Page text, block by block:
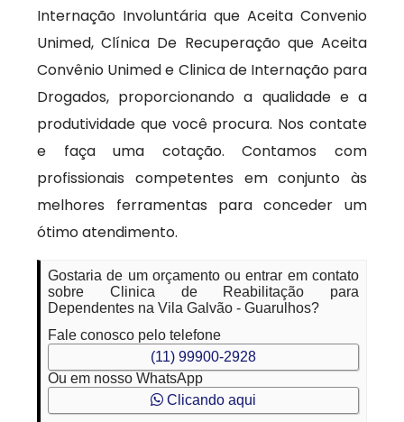
Internação Involuntária que Aceita Convenio
Unimed, Clínica De Recuperação que Aceita
Convênio Unimed e Clinica de Internação para
Drogados, proporcionando a qualidade e a
produtividade que você procura. Nos contate
e faça uma cotação. Contamos com
profissionais competentes em conjunto às
melhores ferramentas para conceder um
ótimo atendimento.
Gostaria de um orçamento ou entrar em contato
sobre Clinica de Reabilitação para
Dependentes na Vila Galvão - Guarulhos?
Fale conosco pelo telefone
(11) 99900-2928
Ou em nosso WhatsApp
Clicando aqui